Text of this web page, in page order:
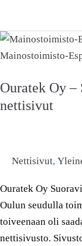
Ouratek Oy
nettisivut
Nettisivut,
Ouratek Oy
Oulun seudulla
toiveenaan oli
nettisivusto.
Ouratek
Oy
Suoraviivaiset
ja